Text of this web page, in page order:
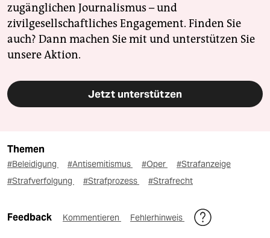
zugänglichen Journalismus – und
zivilgesellschaftliches Engagement. Finden Sie
auch? Dann machen Sie mit und unterstützen Sie
unsere Aktion.
Jetzt unterstützen
Themen
#Beleidigung #Antisemitismus #Oper
#Strafanzeige
#Strafverfolgung
#Strafprozess #Strafrecht
Feedback Kommentieren Fehlerhinweis